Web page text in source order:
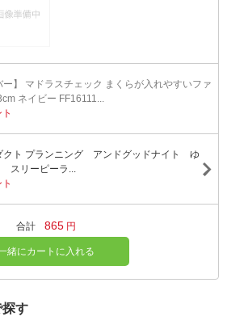
ー】 マドラスチェック まくらが入れやすいファ
ネイビー FF16111...
クト プランニング アンドグッドナイト ゆ
スリーピーラ...
合計 865 円
緒にカートに入れる
探す